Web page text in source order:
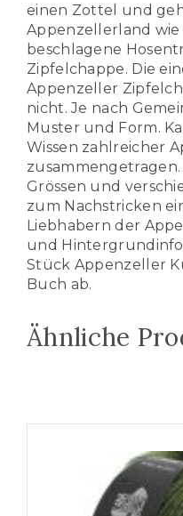
einen Zottel und
Appenzellerland wie
beschlagene
Zipfelchappe. Die
Appenzeller
nicht. Je nach
Muster und Form.
Wissen zahlreicher
Grössen und
zum Nachstricken
Liebhabern der
und
Stück Appenzeller
Buch ab.
Ähnliche